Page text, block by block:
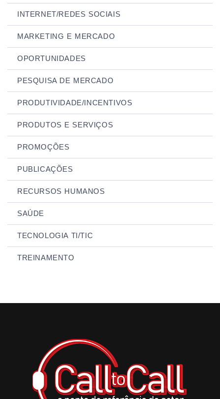
INTERNET/REDES SOCIAIS
MARKETING E MERCADO
OPORTUNIDADES
PESQUISA DE MERCADO
PRODUTIVIDADE/INCENTIVOS
PRODUTOS E SERVIÇOS
PROMOÇÕES
PUBLICAÇÕES
RECURSOS HUMANOS
SAÚDE
TECNOLOGIA TI/TIC
TREINAMENTO